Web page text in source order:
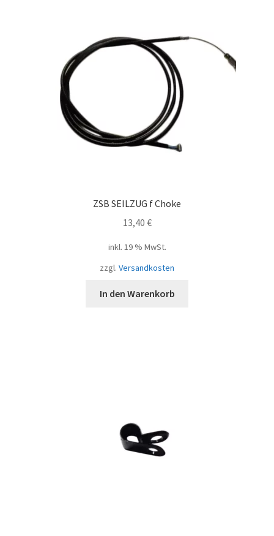
ZSB SEILZUG f Choke
13,40 €
inkl. 19 % MwSt.
zzgl. Versandkosten
In den Warenkorb